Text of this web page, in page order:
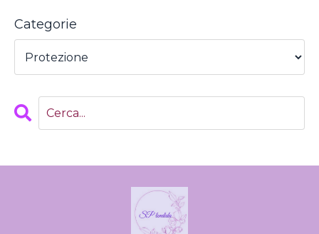
Categorie